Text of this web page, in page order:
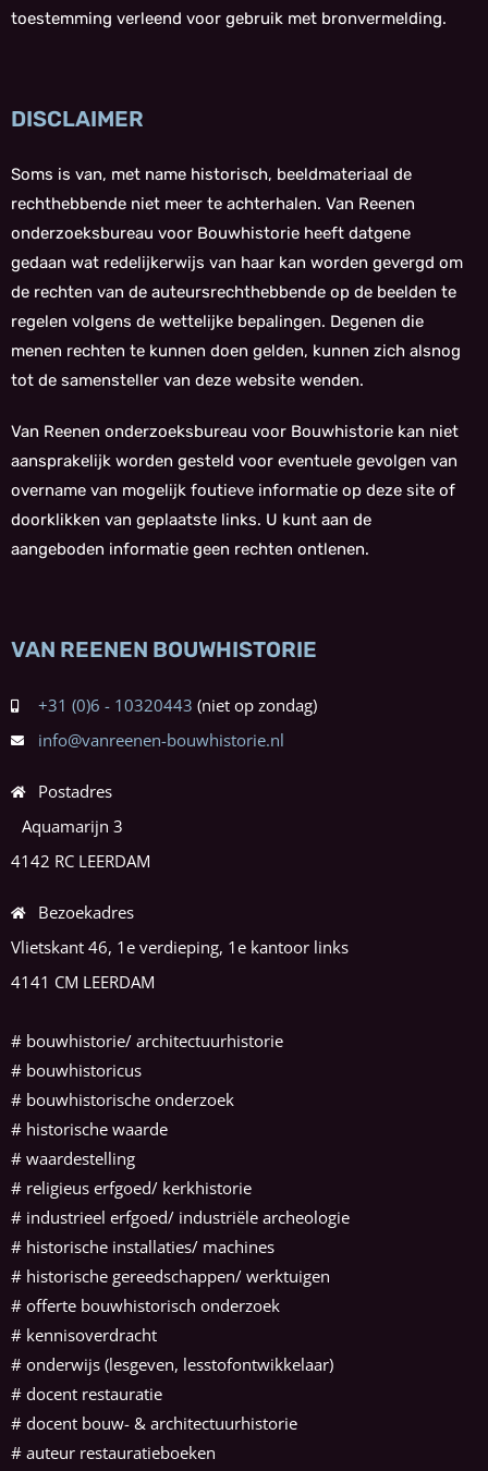
toestemming verleend voor gebruik met bronvermelding.
DISCLAIMER
Soms is van, met name historisch, beeldmateriaal de
rechthebbende niet meer te achterhalen. Van Reenen
onderzoeksbureau voor Bouwhistorie heeft datgene
gedaan wat redelijkerwijs van haar kan worden gevergd om
de rechten van de auteursrechthebbende op de beelden te
regelen volgens de wettelijke bepalingen. Degenen die
menen rechten te kunnen doen gelden, kunnen zich alsnog
tot de samensteller van deze website wenden.
Van Reenen onderzoeksbureau voor Bouwhistorie kan niet
aansprakelijk worden gesteld voor eventuele gevolgen van
overname van mogelijk foutieve informatie op deze site of
doorklikken van geplaatste links. U kunt aan de
aangeboden informatie geen rechten ontlenen.
VAN REENEN BOUWHISTORIE
+31 (0)6 - 10320443
info@vanreenen-bouwhistorie.nl
Postadres
Aquamarijn 3
4142 RC LEERDAM
Bezoekadres
Vlietskant 46, 1e verdieping, 1e kantoor links
4141 CM LEERDAM
# bouwhistorie/ architectuurhistorie
# bouwhistoricus
# bouwhistorische onderzoek
# historische waarde
# waardestelling
# religieus erfgoed/ kerkhistorie
# industrieel erfgoed/ industriële archeologie
# historische installaties/ machines
# historische gereedschappen/ werktuigen
# offerte bouwhistorisch onderzoek
# kennisoverdracht
# onderwijs (lesgeven, lesstofontwikkelaar)
# docent restauratie
# docent bouw- & architectuurhistorie
# auteur restauratieboeken